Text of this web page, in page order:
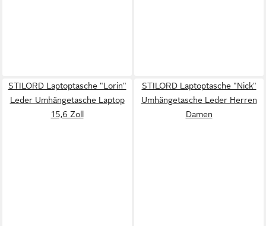
STILORD Laptoptasche "Lorin"
Leder Umhängetasche Laptop
15,6 Zoll
STILORD Laptoptasche "Nick"
Umhängetasche Leder Herren
Damen